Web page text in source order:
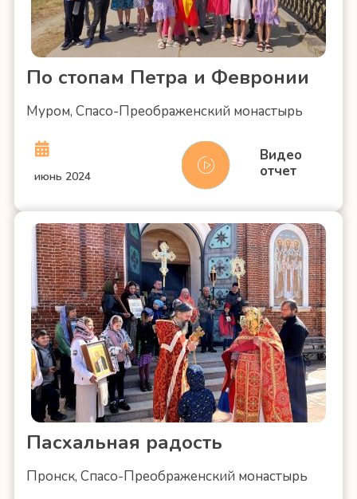
По стопам Петра и Февронии
Муром, Спасо-Преображенский монастырь
июнь 2024
Видео
отчет
Пасхальная радость
Пронск, Спасо-Преображенский монастырь